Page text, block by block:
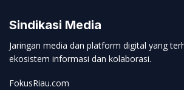
Sindikasi Media
Jaringan media dan platform digital yang
ekosistem informasi dan kolaborasi.
FokusRiau.com